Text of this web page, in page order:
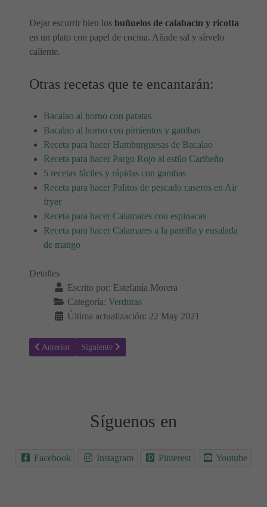
Dejar escurrir bien los buñuelos de calabacín y ricotta
en un plato con papel de cocina. Añade sal y sírvelo
caliente.
Otras recetas que te encantarán:
Bacalao al horno con patatas
Bacalao al horno con pimientos y gambas
Receta para hacer Hamburguesas de Bacalao
Receta para hacer Pargo Rojo al estilo Caribeño
5 recetas fáciles y rápidas con gambas
Receta para hacer Palitos de pescado caseros en Air
fryer
Receta para hacer Calamares con espinacas
Receta para hacer Calamares a la parrilla y ensalada
de mango
Detalles
Escrito por: Estefanía Morera
Categoría: Verduras
Última actualización: 22 May 2021
Artículo anterior: Receta para hacer Escalopes de berenjena rellenos
Anterior Artículo siguiente: Champiñones asados rellenos con
Siguiente
Síguenos en
Facebook Instagram Pinterest Youtube